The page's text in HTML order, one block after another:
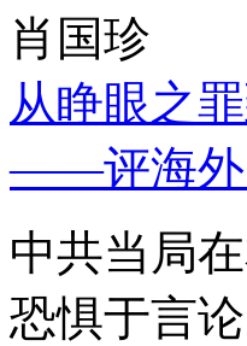
肖国珍
从睁眼之
——评海外
中共当局
恐惧于言